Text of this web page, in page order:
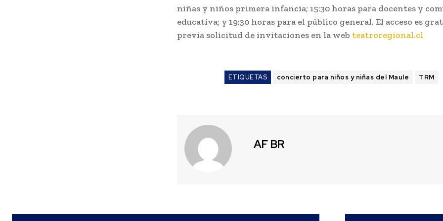
niñas y niños primera infancia; 15:30 horas para docentes y
educativa; y 19:30 horas para el público general. El acceso es
previa solicitud de invitaciones en la web teatroregional.cl
ETIQUETAS concierto para niños y niñas del Maule TRM
AF BR